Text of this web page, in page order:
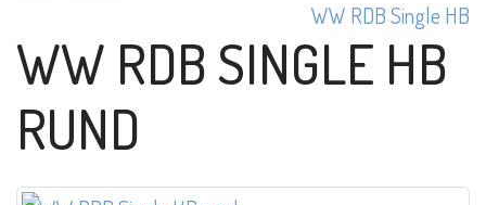
WW RDB Single HB
WW RDB SINGLE HB
RUND